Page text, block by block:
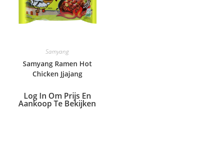
Samyang
Samyang Ramen Hot
Chicken Jjajang
Log In Om Prijs En
Aankoop Te Bekijken